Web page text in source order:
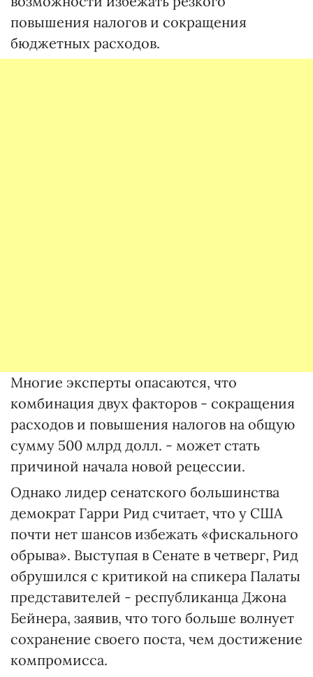
повышения налогов и сокращения
бюджетных расходов.
Многие эксперты опасаются, что
комбинация двух факторов - сокращения
расходов и повышения налогов на общую
сумму 500 млрд долл. - может стать
причиной начала новой рецессии.
Однако лидер сенатского большинства
демократ Гарри Рид считает, что у США
почти нет шансов избежать «фискального
обрыва». Выступая в Сенате в четверг, Рид
обрушился с критикой на спикера Палаты
представителей - республиканца Джона
Бейнера, заявив, что того больше волнует
сохранение своего поста, чем достижение
компромисса.